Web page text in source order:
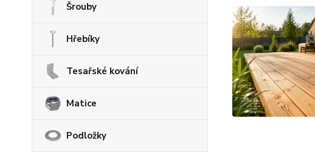
Šrouby
Hřebíky
Tesařské kování
Matice
Podložky